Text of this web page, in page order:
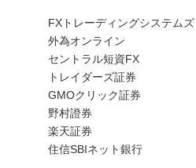
FXトレーディングシステムズ
外為オンライン
セントラル短資FX
トレイダーズ証券
GMOクリック証券
野村證券
楽天証券
住信SBIネット銀行